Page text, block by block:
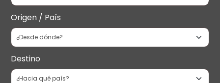
Origen / País
Destino